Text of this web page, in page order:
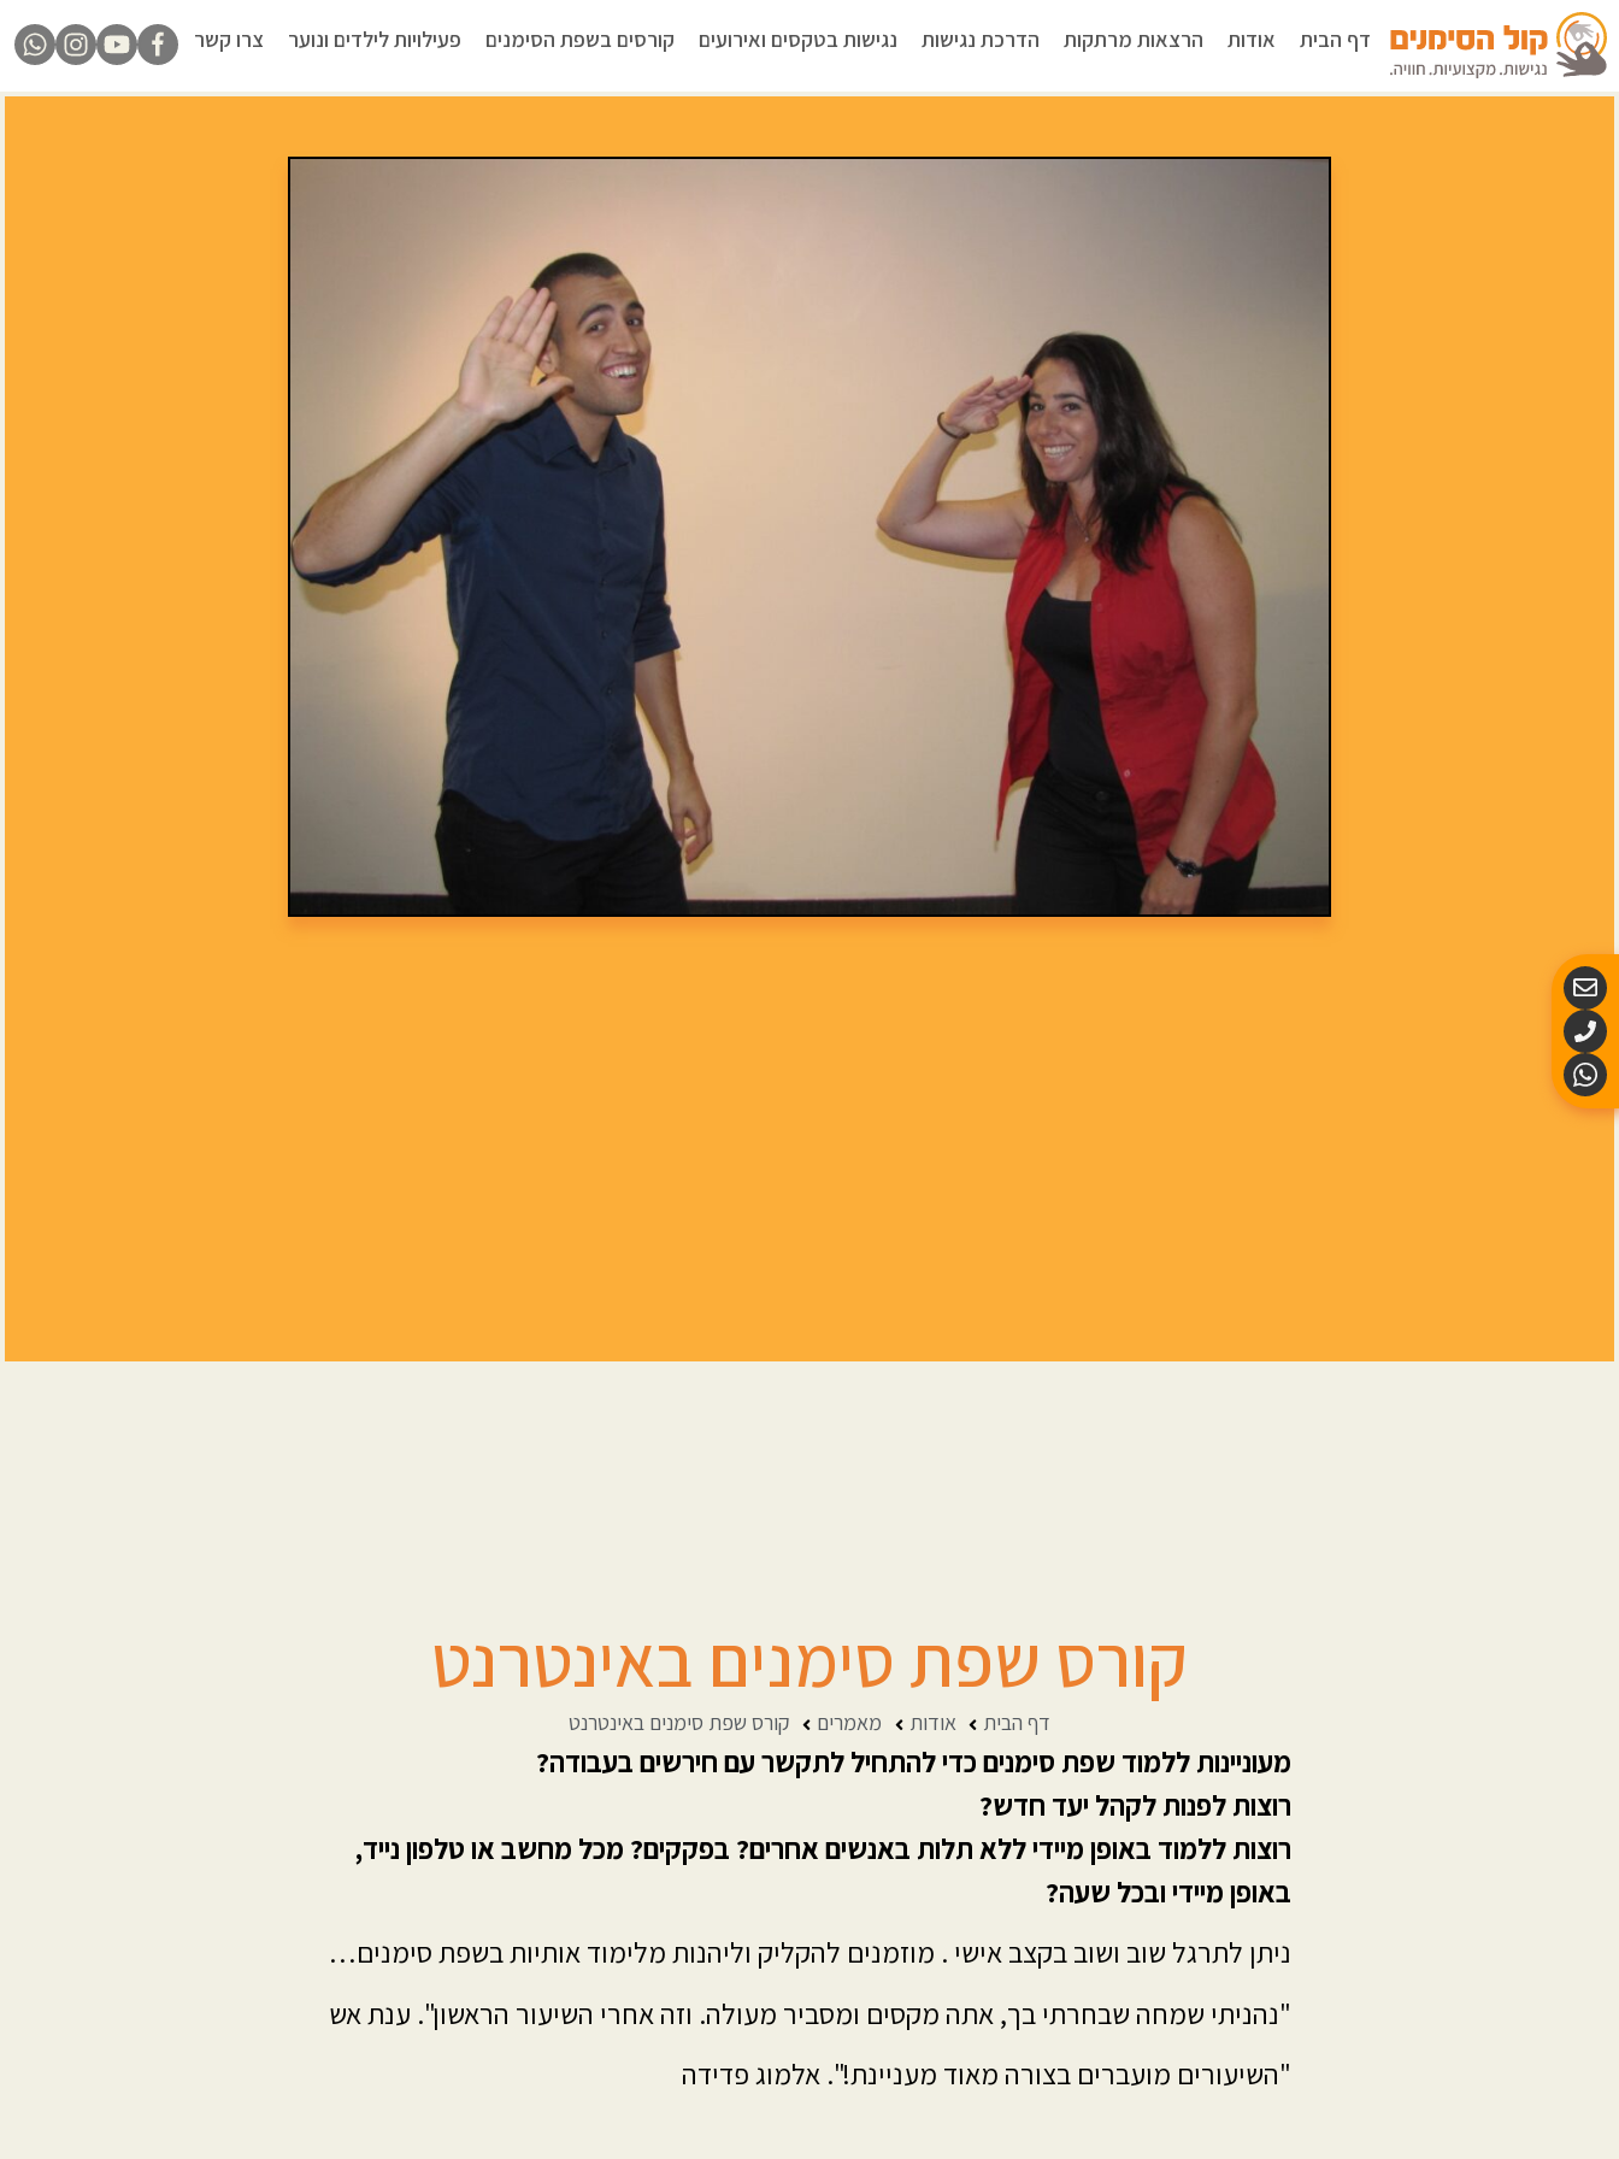
דף הבית אודות הרצאות מרתקות הדרכת נגישות נגישות בטקסים ואירועים קורסים בשפת הסימנים פעילויות לילדים ונוער צרו קשר
קורס שפת סימנים באינטרנט
דף הבית אודות מאמרים קורס שפת סימנים באינטרנט
מעוניינות ללמוד שפת סימנים כדי להתחיל לתקשר עם חירשים בעבודה?
רוצות לפנות לקהל יעד חדש?
רוצות ללמוד באופן מיידי ללא תלות באנשים אחרים? בפקקים? מכל מחשב או טלפון נייד,
באופן מיידי ובכל שעה?
ניתן לתרגל שוב ושוב בקצב אישי . מוזמנים להקליק וליהנות מלימוד אותיות בשפת סימנים…
"נהניתי שמחה שבחרתי בך, אתה מקסים ומסביר מעולה. וזה אחרי השיעור הראשון". ענת אש
"השיעורים מועברים בצורה מאוד מעניינת!". אלמוג פדידה